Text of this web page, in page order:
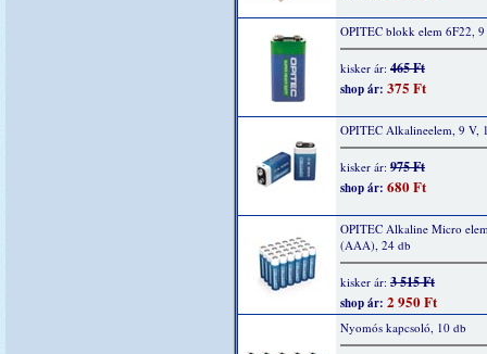
OPITEC blokk elem 6F22,
kisker ár: 465 Ft
shop ár: 375 Ft
OPITEC Alkalineelem, 9 V,
kisker ár: 975 Ft
shop ár: 680 Ft
OPITEC Alkaline Micro
(AAA), 24 db
kisker ár: 3 515 Ft
shop ár: 2 950 Ft
Nyomós kapcsoló, 10 db